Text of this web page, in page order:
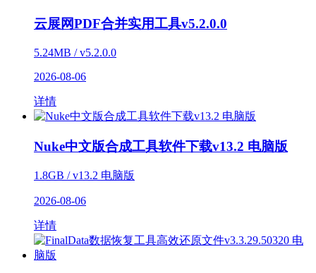
云展网PDF合并实用工具v5.2.0.0
5.24MB / v5.2.0.0
2026-08-06
详情
Nuke中文版合成工具软件下载v13.2 电脑版
1.8GB / v13.2 电脑版
2026-08-06
详情